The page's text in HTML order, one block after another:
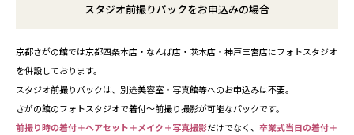
スタジオ前撮りパックをお申込みの場合
京都さがの館では京都四条本店・なんば店・茨木店・神戸三宮店にフォトスタジオ
を併設しております。
スタジオ前撮りパックは、別途美容室・写真館等へのお申込みは不要。
さがの館のフォトスタジオで着付～前撮り撮影が可能なパックです。
前撮り時の着付＋ヘアセット＋メイク＋写真撮影だけでなく、 卒業式当日の着付＋